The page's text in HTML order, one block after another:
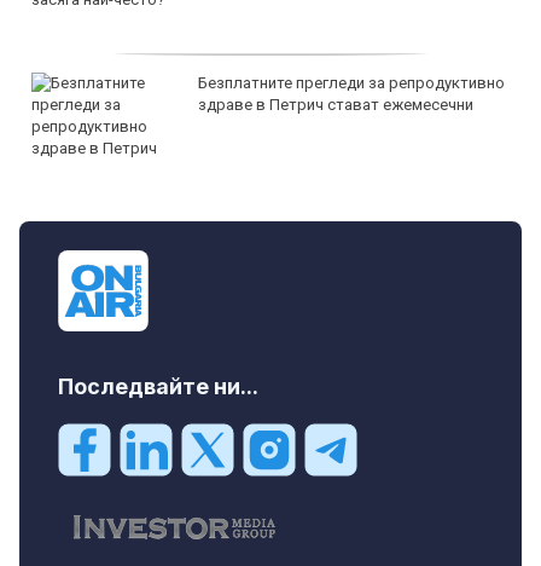
Безплатните прегледи за репродуктивно
здраве в Петрич стават ежемесечни
Последвайте ни...